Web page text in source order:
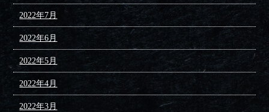
2022年7月
2022年6月
2022年5月
2022年4月
2022年3月